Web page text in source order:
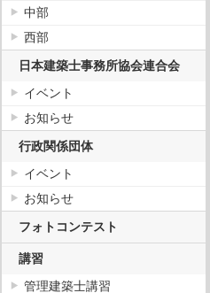
中部
西部
日本建築士事務所協会連合会
イベント
お知らせ
行政関係団体
イベント
お知らせ
フォトコンテスト
講習
管理建築士講習